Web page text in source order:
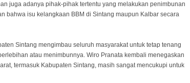
juga adanya pihak-pihak tertentu yang melakukan penimbunan
bahwa isu kelangkaan BBM di Sintang maupun Kalbar secara
Sintang mengimbau seluruh masyarakat untuk tetap tenang
atau menimbunnya. Wiro Pranata kembali menegaskan
termasuk Kabupaten Sintang, masih sangat mencukupi untuk